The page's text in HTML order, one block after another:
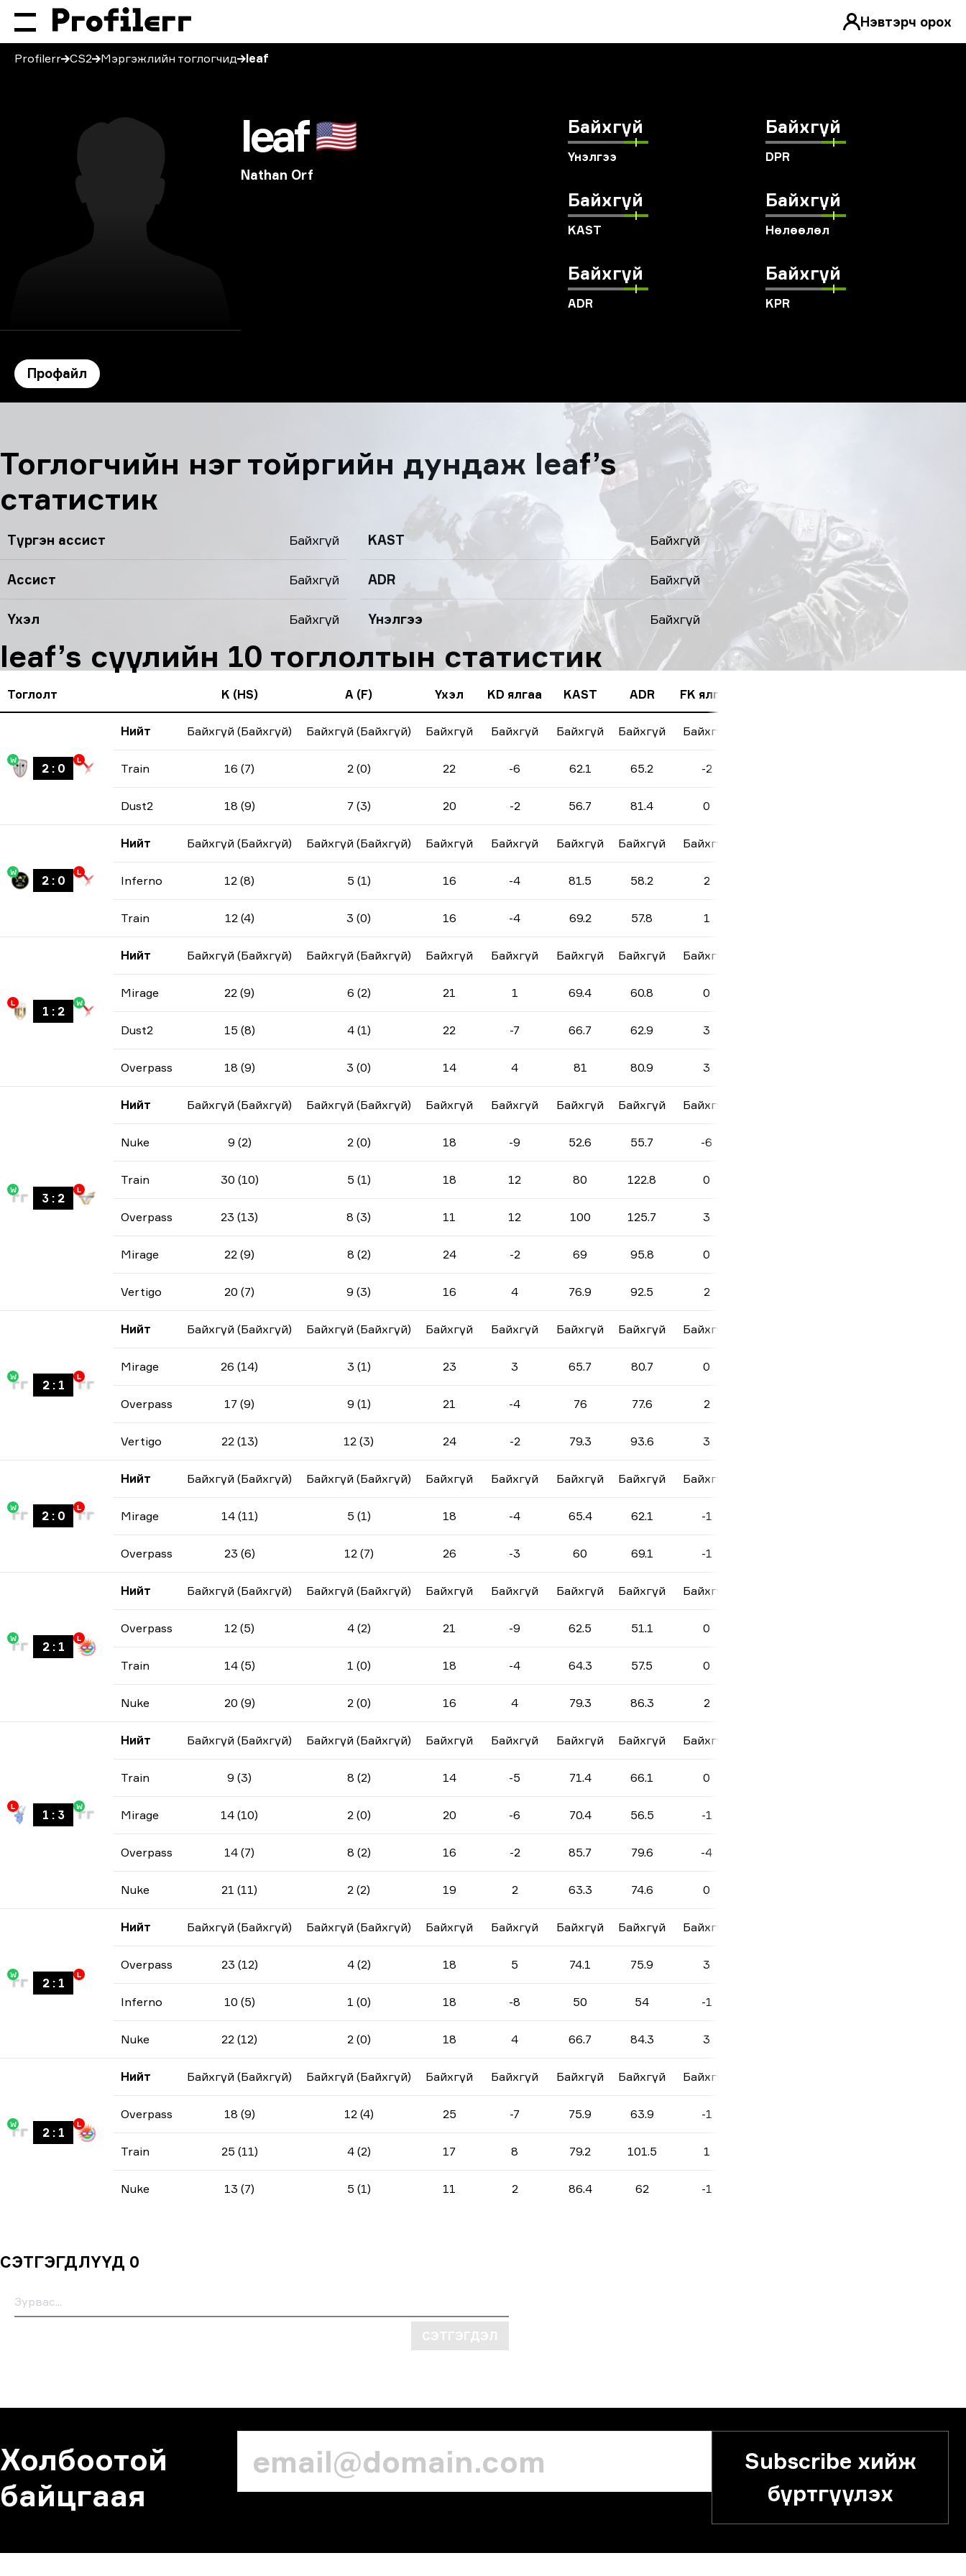
Нэвтэрч орох
Profilerr CS2 Мэргэжлийн тоглогчид leaf
leaf 🇺🇸
Nathan Orf
Байхгүй
Үнэлгээ
Байхгүй
DPR
Байхгүй
KAST
Байхгүй
Нөлөөлөл
Байхгүй
ADR
Байхгүй
KPR
Профайл
Тоглогчийн нэг тойргийн дундаж leaf’s
статистик
Түргэн ассист Байхгүй KAST Байхгүй
Ассист Байхгүй ADR Байхгүй
Үхэл Байхгүй Үнэлгээ Байхгүй
leaf’s сүүлийн 10 тоглолтын статистик
Тоглолт K (HS) A (F) Үхэл KD ялгаа KAST ADR FK ялгаа
W
2: 0
L
Нийт Байхгүй (Байхгүй) Байхгүй (Байхгүй) Байхгүй Байхгүй Байхгүй Байхгүй Байхгүй
Train 16 (7) 2 (0) 22 -6 62.1 65.2 -2
Dust2 18 (9) 7 (3) 20 -2 56.7 81.4 0
W
2: 0
L
Нийт Байхгүй (Байхгүй) Байхгүй (Байхгүй) Байхгүй Байхгүй Байхгүй Байхгүй Байхгүй
Inferno 12 (8) 5 (1) 16 -4 81.5 58.2 2
Train 12 (4) 3 (0) 16 -4 69.2 57.8 1
L
1 : 2
W
Нийт Байхгүй (Байхгүй) Байхгүй (Байхгүй) Байхгүй Байхгүй Байхгүй Байхгүй Байхгүй
Mirage 22 (9) 6 (2) 21 1 69.4 60.8 0
Dust2 15 (8) 4 (1) 22 -7 66.7 62.9 3
Overpass 18 (9) 3 (0) 14 4 81 80.9 3
W
3 : 2
L
Нийт Байхгүй (Байхгүй) Байхгүй (Байхгүй) Байхгүй Байхгүй Байхгүй Байхгүй Байхгүй
Nuke 9 (2) 2 (0) 18 -9 52.6 55.7 -6
Train 30 (10) 5 (1) 18 12 80 122.8 0
Overpass 23 (13) 8 (3) 11 12 100 125.7 3
Mirage 22 (9) 8 (2) 24 -2 69 95.8 0
Vertigo 20 (7) 9 (3) 16 4 76.9 92.5 2
W
2: 1
L
Нийт Байхгүй (Байхгүй) Байхгүй (Байхгүй) Байхгүй Байхгүй Байхгүй Байхгүй Байхгүй
Mirage 26 (14) 3 (1) 23 3 65.7 80.7 0
Overpass 17 (9) 9 (1) 21 -4 76 77.6 2
Vertigo 22 (13) 12 (3) 24 -2 79.3 93.6 3
W
2: 0
L
Нийт Байхгүй (Байхгүй) Байхгүй (Байхгүй) Байхгүй Байхгүй Байхгүй Байхгүй Байхгүй
Mirage 14 (11) 5 (1) 18 -4 65.4 62.1 -1
Overpass 23 (6) 12 (7) 26 -3 60 69.1 -1
W
2: 1
L
Нийт Байхгүй (Байхгүй) Байхгүй (Байхгүй) Байхгүй Байхгүй Байхгүй Байхгүй Байхгүй
Overpass 12 (5) 4 (2) 21 -9 62.5 51.1 0
Train 14 (5) 1 (0) 18 -4 64.3 57.5 0
Nuke 20 (9) 2 (0) 16 4 79.3 86.3 2
L
1 : 3
W
Нийт Байхгүй (Байхгүй) Байхгүй (Байхгүй) Байхгүй Байхгүй Байхгүй Байхгүй Байхгүй
Train 9 (3) 8 (2) 14 -5 71.4 66.1 0
Mirage 14 (10) 2 (0) 20 -6 70.4 56.5 -1
Overpass 14 (7) 8 (2) 16 -2 85.7 79.6 -4
Nuke 21 (11) 2 (2) 19 2 63.3 74.6 0
W
2: 1
L
Нийт Байхгүй (Байхгүй) Байхгүй (Байхгүй) Байхгүй Байхгүй Байхгүй Байхгүй Байхгүй
Overpass 23 (12) 4 (2) 18 5 74.1 75.9 3
Inferno 10 (5) 1 (0) 18 -8 50 54 -1
Nuke 22 (12) 2 (0) 18 4 66.7 84.3 3
W
2: 1
L
Нийт Байхгүй (Байхгүй) Байхгүй (Байхгүй) Байхгүй Байхгүй Байхгүй Байхгүй Байхгүй
Overpass 18 (9) 12 (4) 25 -7 75.9 63.9 -1
Train 25 (11) 4 (2) 17 8 79.2 101.5 1
Nuke 13 (7) 5 (1) 11 2 86.4 62 -1
СЭТГЭГДЛҮҮД 0
СЭТГЭГДЭЛ
Холбоотой
байцгаая
Subscribe хийж
бүртгүүлэх